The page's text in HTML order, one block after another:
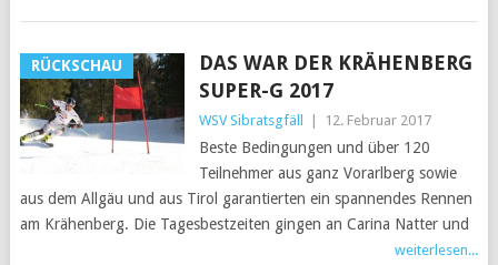
RÜCKSCHAU
DAS WAR DER KRÄHENBERG
SUPER-G 2017
WSV Sibratsgfäll 12. Februar 2017
Beste Bedingungen und über 120
Teilnehmer aus ganz Vorarlberg sowie
aus dem Allgäu und aus Tirol garantierten ein spannendes Rennen
am Krähenberg. Die Tagesbestzeiten gingen an Carina Natter und
weiterlesen...